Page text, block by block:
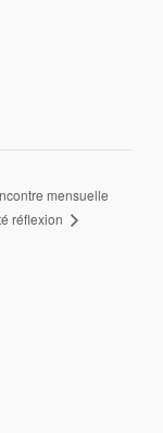
mensuelle
réflexion